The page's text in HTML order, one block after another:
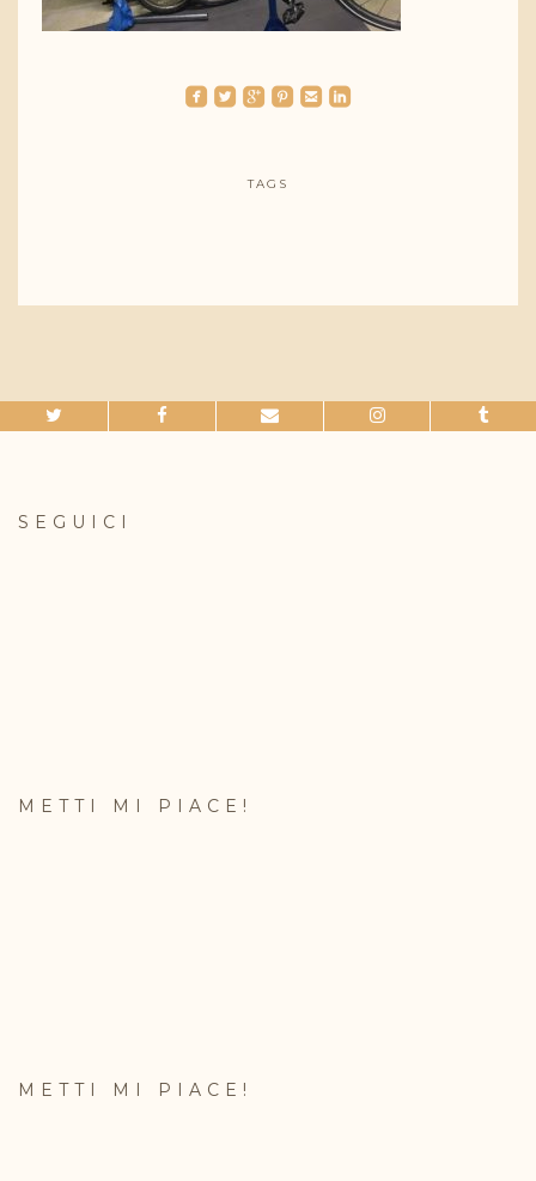
roundedfacebook roundedtwitterbird roundedgoogleplus roundedpinterest roundedemail roundedlinkedin
TAGS
SEGUICI
METTI MI PIACE!
METTI MI PIACE!